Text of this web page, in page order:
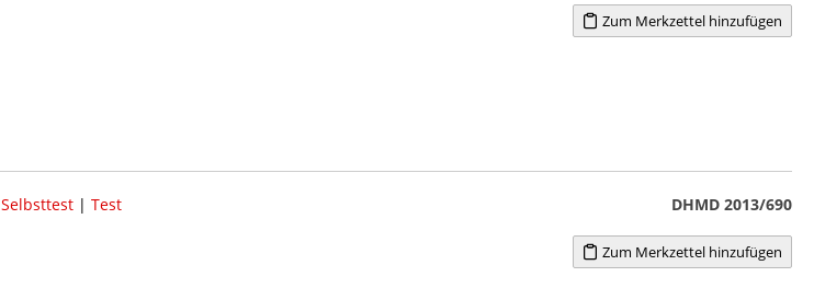
Zum Merkzettel hinzufügen
Selbsttest| Test
DHMD 2013/690
Zum Merkzettel hinzufügen